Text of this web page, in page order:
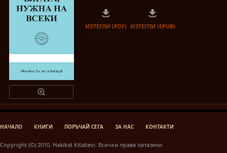
ИЗТЕГЛИ (PDF) ИЗТЕГЛИ (EPUB)
НАЧАЛО КНИГИ ПОРЪЧАЙ СЕГА ЗА НАС КОНТАКТИ
Copyright (©) 2010. Hakikat Kitabevi. Всички права запазени.